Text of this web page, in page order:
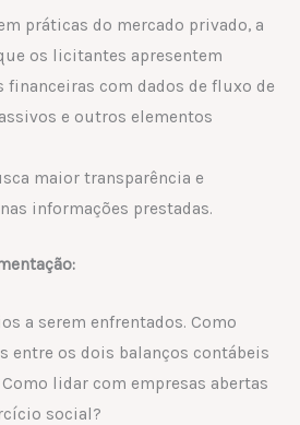
práticas do mercado privado, a
os licitantes apresentem
financeiras com dados de fluxo de
e outros elementos
maior transparência e
informações prestadas.
a serem enfrentados. Como
entre os dois balanços contábeis
lidar com empresas abertas
social?